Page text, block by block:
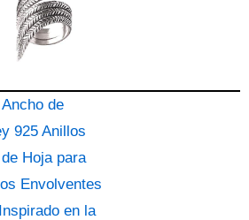
de
925 Anillos
Hoja para
Envolventes
en la